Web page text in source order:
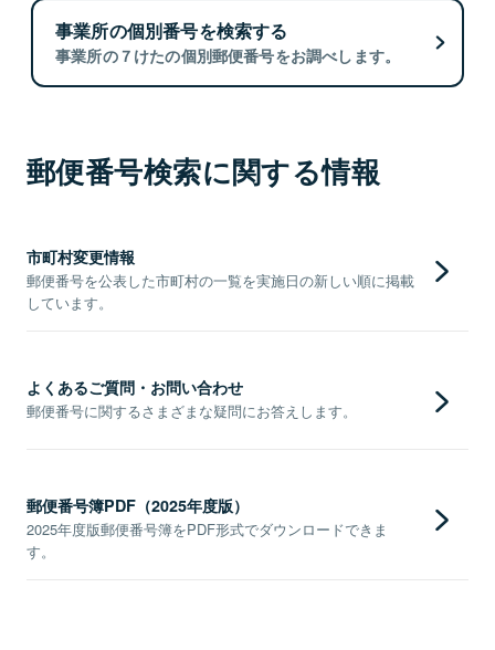
事業所の個別番号を検索する
事業所の７けたの個別郵便番号をお調べします。
郵便番号検索に関する情報
市町村変更情報
郵便番号を公表した市町村の一覧を実施日の新しい順に掲載
しています。
よくあるご質問・お問い合わせ
郵便番号に関するさまざまな疑問にお答えします。
郵便番号簿PDF（2025年度版）
2025年度版郵便番号簿をPDF形式でダウンロードできま
す。